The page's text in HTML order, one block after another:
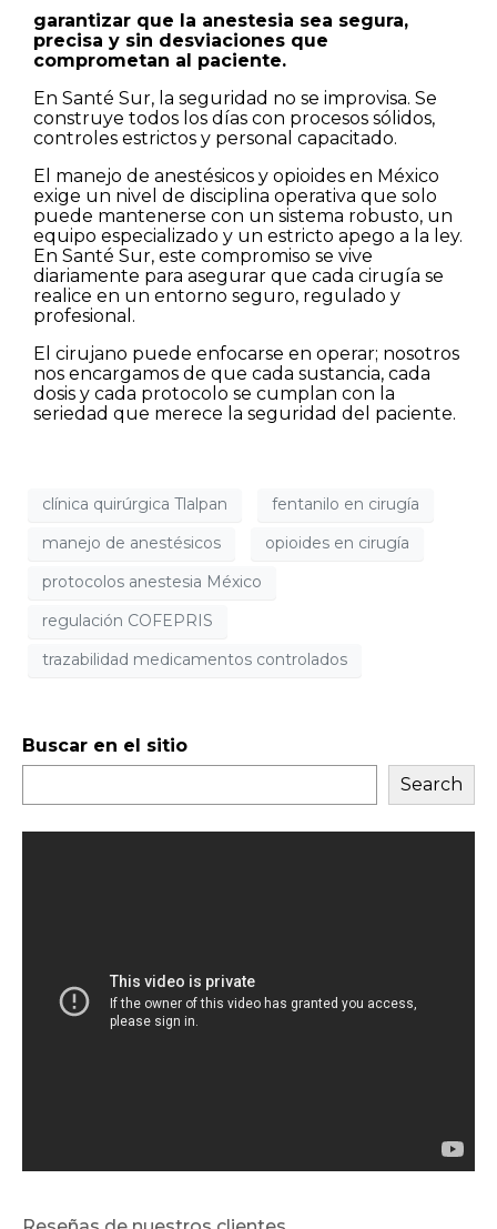
garantizar que la anestesia sea segura,
precisa y sin desviaciones que
comprometan al paciente.
En Santé Sur, la seguridad no se improvisa. Se
construye todos los días con procesos sólidos,
controles estrictos y personal capacitado.
El manejo de anestésicos y opioides en México
exige un nivel de disciplina operativa que solo
puede mantenerse con un sistema robusto, un
equipo especializado y un estricto apego a la ley.
En Santé Sur, este compromiso se vive
diariamente para asegurar que cada cirugía se
realice en un entorno seguro, regulado y
profesional.
El cirujano puede enfocarse en operar; nosotros
nos encargamos de que cada sustancia, cada
dosis y cada protocolo se cumplan con la
seriedad que merece la seguridad del paciente.
clínica quirúrgica Tlalpan
fentanilo en cirugía
manejo de anestésicos
opioides en cirugía
protocolos anestesia México
regulación COFEPRIS
trazabilidad medicamentos controlados
Buscar en el sitio
Search